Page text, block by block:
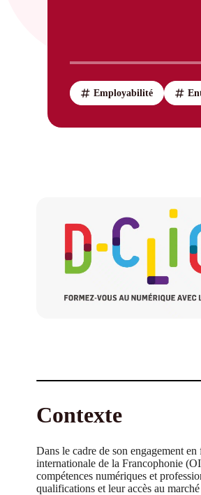
Employabilité
Contexte
Dans le cadre de son engagement
internationale de la Francophonie
compétences numériques et
qualifications et leur accès au